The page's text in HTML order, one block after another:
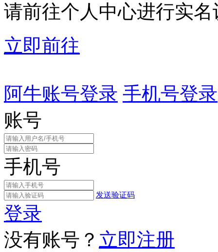
请前往个人中心进行实名
立即前往
阿牛账号登录 手机号登录
账号
手机号
发送验证码
登录
没有账号？ 立即注册